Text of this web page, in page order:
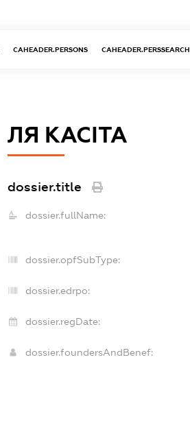
CAHEADER.PERSONS CAHEADER.PERSSEARCH
ЛЯ КАСІТА
dossier.title
dossier.fullName:
dossier.opfSubType:
dossier.edrpo:
dossier.regDate:
dossier.foundersAndBenef: